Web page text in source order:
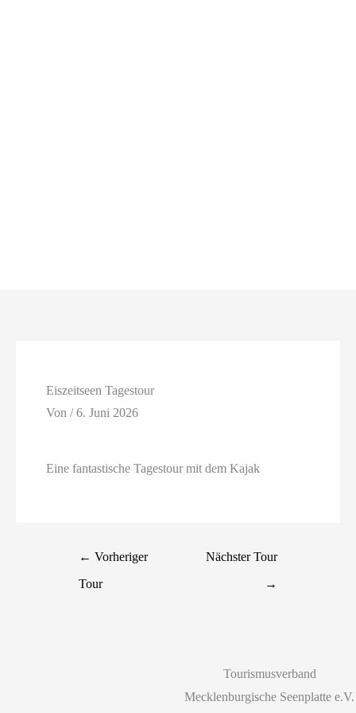
Eiszeitseen Tagestour
Von/6. Juni 2026
Eine fantastische Tagestour mit dem Kajak
← Vorheriger
Tour
Nächster Tour
→
Tourismusverband
Mecklenburgische Seenplatte e.V.